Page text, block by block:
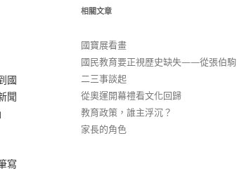
國
聞
寫
相關文章
國寶展看畫
國民教育要正視歷史缺失——從張伯駒
二三事談起
從奧運開幕禮看文化回歸
教育政策，誰主浮沉？
家長的角色